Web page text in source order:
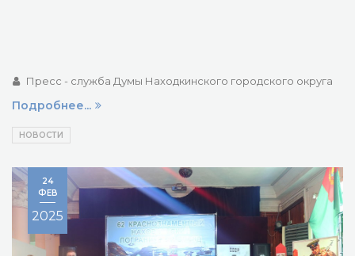
Пресс - служба Думы Находкинского городского округа
Подробнее...
НОВОСТИ
24
ФЕВ
2025